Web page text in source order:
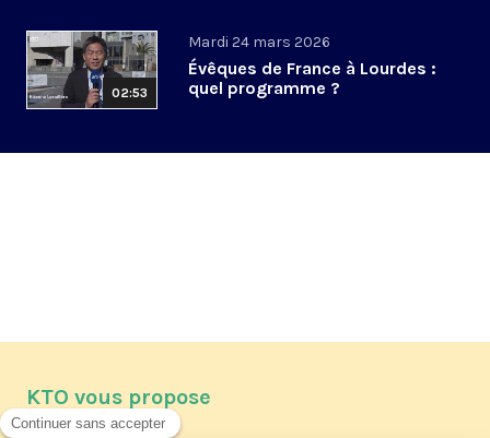
02:53
Mardi 24 mars 2026
Évêques de France à Lourdes :
quel programme ?
KTO vous propose